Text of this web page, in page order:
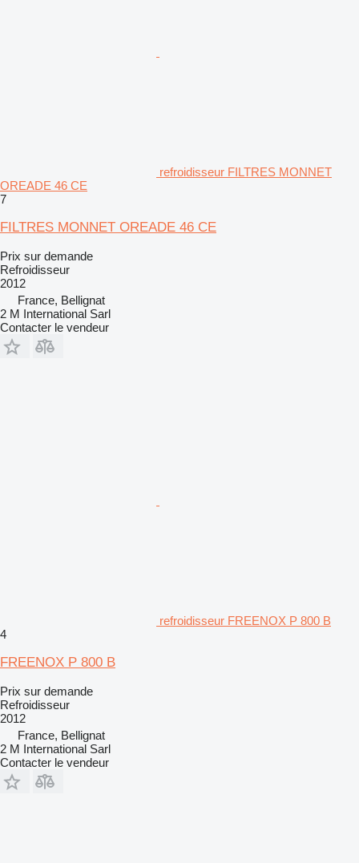
refroidisseur FILTRES MONNET
OREADE 46 CE
7
FILTRES MONNET OREADE 46 CE
Prix sur demande
Refroidisseur
2012
France, Bellignat
2 M International Sarl
Contacter le vendeur
refroidisseur FREENOX P 800 B
4
FREENOX P 800 B
Prix sur demande
Refroidisseur
2012
France, Bellignat
2 M International Sarl
Contacter le vendeur